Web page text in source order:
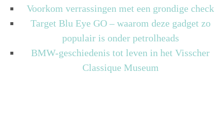
Voorkom verrassingen met een grondige check
Target Blu Eye GO – waarom deze gadget zo
populair is onder petrolheads
BMW-geschiedenis tot leven in het Visscher
Classique Museum